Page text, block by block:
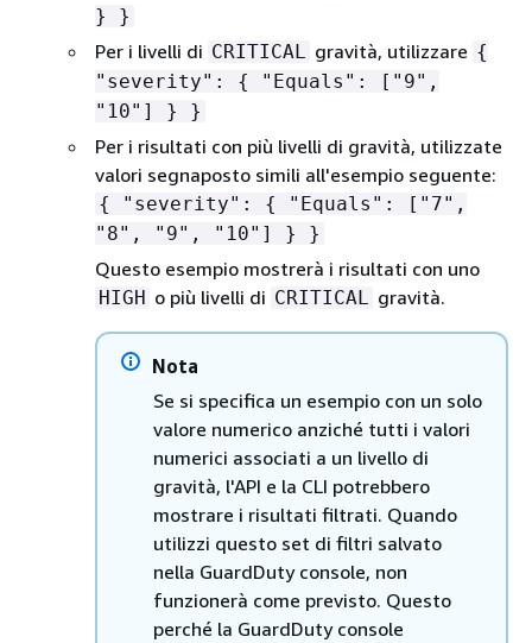
} }
Per i livelli di CRITICAL gravità, utilizzare {
"severity": {
"Equals": ["9",
"10"] } }
Per i risultati con più livelli di gravità, utilizzate
valori segnaposto simili all'esempio seguente:
{ "severity": {
"Equals": ["7",
"8", "9", "10"] } }
Questo esempio mostrerà i risultati con uno
HIGH o più livelli di CRITICAL gravità.
Nota
Se si specifica un esempio con un solo
valore numerico anziché tutti i valori
numerici associati a un livello di
gravità, l'API e la CLI potrebbero
mostrare i risultati filtrati. Quando
utilizzi questo set di filtri salvato
nella GuardDuty console, non
funzionerà come previsto. Questo
perché la GuardDuty console